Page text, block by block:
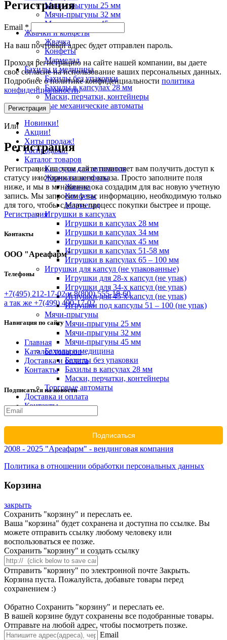
Мячи-прыгуны 25 мм
Мячи-прыгуны 32 мм
Мячи-прыгуны 45 мм
Жвачки и конфеты
Жвачка
Конфеты
Мармелад
Бахилы и медицина
Бахилы без упаковки
Бахилы в капсулах 28 мм
Маски, перчатки, контейнеры
Торговые механические автоматы
Новинки!
Акции!
Хиты продаж!
Распродажа!
Каталог товаров
Капсулы для автоматов
Жвачка и конфеты
Жвачка
Конфеты
Мармелад
Игрушки в капсулах
Игрушки в капсулах 28 мм
Игрушки в капсулах 34 мм
Игрушки в капсулах 45 мм
Игрушки в капсулах 51-58 мм
Игрушки в капсулах 65 – 100 мм
Игрушки для капсул (не упакованные)
Игрушки для 28-х капсул (не упак)
Игрушки для 34-х капсул (не упак)
Игрушки для 45-х капсул (не упак)
Игрушки под капсулы 51 – 100 (не упак)
Мячи-прыгуны
Мячи-прыгуны 25 мм
Мячи-прыгуны 32 мм
Мячи-прыгуны 45 мм
Бахилы и медицина
Бахилы без упаковки
Бахилы в капсулах 28 мм
Маски, перчатки, контейнеры
Торговые автоматы
Доставка и оплата
Контакты
Регистрация
Email *
На ваш почтовый адрес будет отправлен пароль.
Проходя регистрацию на сайте нашей компании, вы даете
свое согласие на использование ваших персональных данных.
Подробнее о политике конфиденциальности политика
конфиденциальности.
Регистрация
Или
Регистрация
Регистрация на этом сайте позволяет вам получить доступ к
статусу и истории вашего заказа. Просто заполните поля
ниже, и мы в мгновение ока создадим для вас новую учетную
запись. Мы запросим у вас информацию, необходимую только
для того, чтобы сделать процесс покупки быстрее и проще.
Регистрация
Контакты
ООО "Ареафарм"
Телефоны
+7(495) 212-17-02 и 8(800) 555-18-60
а так же +7(499) 490-17-02
Навигация по сайту
Главная
Каталог товаров
Доставка и оплата
Контакты
Подписаться на новости
2008 - 2025 "Ареафарм" - вендинговая компания
Политика в отношении обработки персональных данных
Корзина
закрыть
Сохранить "корзину" и переслать ее.
Ваша "корзина" будет сохранена и доступна по ссылке. Вы
можете отправить ссылку любому человеку или
воспользоваться ее позже.
Сохранить "корзину" и создать ссылку
Отправить "корзину" по электронной почте Закрыть.
Корзина пуста. Пожалуйста, добавьте товары перед
сохранением :)
Обратно Сохранить "корзину" и переслать ее.
В вашей корзине будут сохранены все подобранные товары.
Отправьте на любой адрес, чтобы посмотреть позже.
Email